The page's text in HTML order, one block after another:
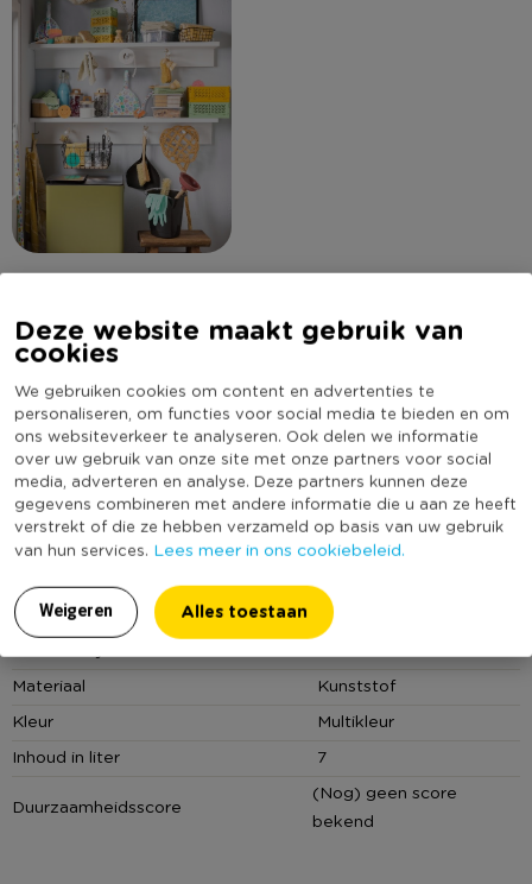
Deze website maakt gebruik van
cookies
We gebruiken cookies om content en advertenties te
personaliseren, om functies voor social media te bieden en om
ons websiteverkeer te analyseren. Ook delen we informatie
over uw gebruik van onze site met onze partners voor social
media, adverteren en analyse. Deze partners kunnen deze
gegevens combineren met andere informatie die u aan ze heeft
verstrekt of die ze hebben verzameld op basis van uw gebruik
van hun services. Lees meer in ons cookiebeleid.
Weigeren Alles toestaan
Omschrijving
Schoonmaken doe je met deze handige emmer. De emmer
heeft een mooie zwarte kleur en een inhoud van 7 liter. Ideaal
voor het maken van grote hoeveelheden sop! De emmer
heeft een handvat zodat je 'm ook nog eens heel makkelijk
kan verplaatsen.
is een verrassing welke variant jij thuis ontvangt. Wil je zelf een
variant uitkiezen? Ga dan naar de Xenos winkel bij jou in de
buurt!
Lees meer
Specificaties
Artikelnummer
583097
Materiaal
Kunststof
Kleur
Multikleur
Inhoud in liter
7
Duurzaamheidsscore
(Nog) geen score
bekend